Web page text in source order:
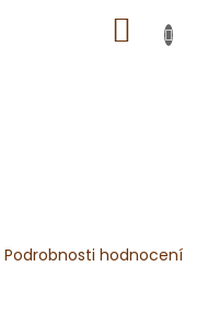
KOŠÍK
Podrobnosti hodnocení